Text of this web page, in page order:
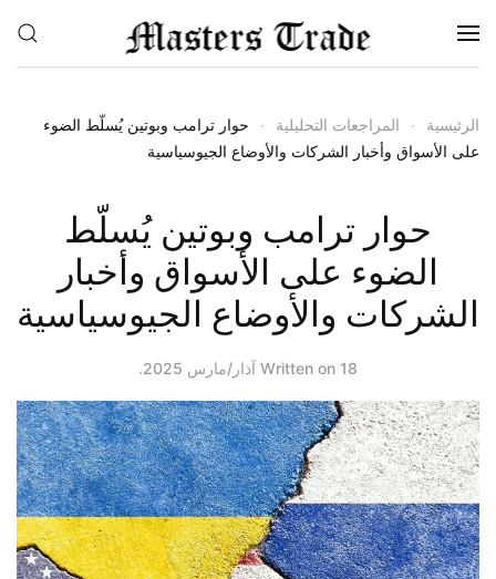
Skip to main content
الرئيسية المراجعات التحليلية
حوار ترامب وبوتين يُسلّط الضوء
على الأسواق وأخبار الشركات والأوضاع الجيوسياسية
حوار ترامب وبوتين يُسلّط
الضوء على الأسواق وأخبار
الشركات والأوضاع الجيوسياسية
Written on 18 آذار/مارس 2025 .